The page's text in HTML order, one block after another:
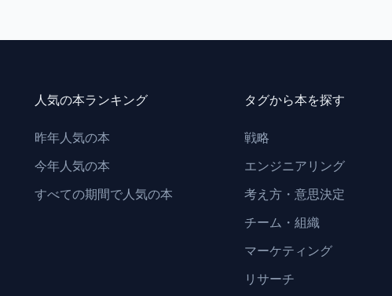
人気の本ランキング
昨年人気の本
今年人気の本
すべての期間で人気の本
タグから本を探す
戦略
エンジニアリング
考え方・意思決定
チーム・組織
マーケティング
リサーチ